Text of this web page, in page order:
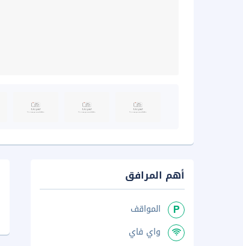
أهم المرافق
المواقف
واي فاي